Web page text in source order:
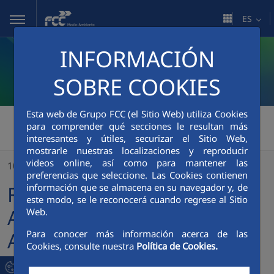
Saltar al contenido principal
INFORMACIÓN
SOBRE COOKIES
Esta web de Grupo FCC (el Sitio Web) utiliza Cookies
para comprender qué secciones le resultan más
interesantes y útiles, securizar el Sitio Web,
mostrarle nuestras localizaciones y reproducir
videos online, así como para mantener las
preferencias que seleccione. Las Cookies contienen
información que se almacena en su navegador y, de
este modo, se le reconocerá cuando regrese al Sitio
Web.
Para conocer más información acerca de las
Cookies, consulte nuestra Política de Cookies.
ES
FCC Medio Ambiente >
FCC Servicios Medio Ambiente lanza su video de Acontecimientos 2024
10/02/2025
FCC Servicios Medio
Ambiente lanza su video de
Acontecimientos 2024